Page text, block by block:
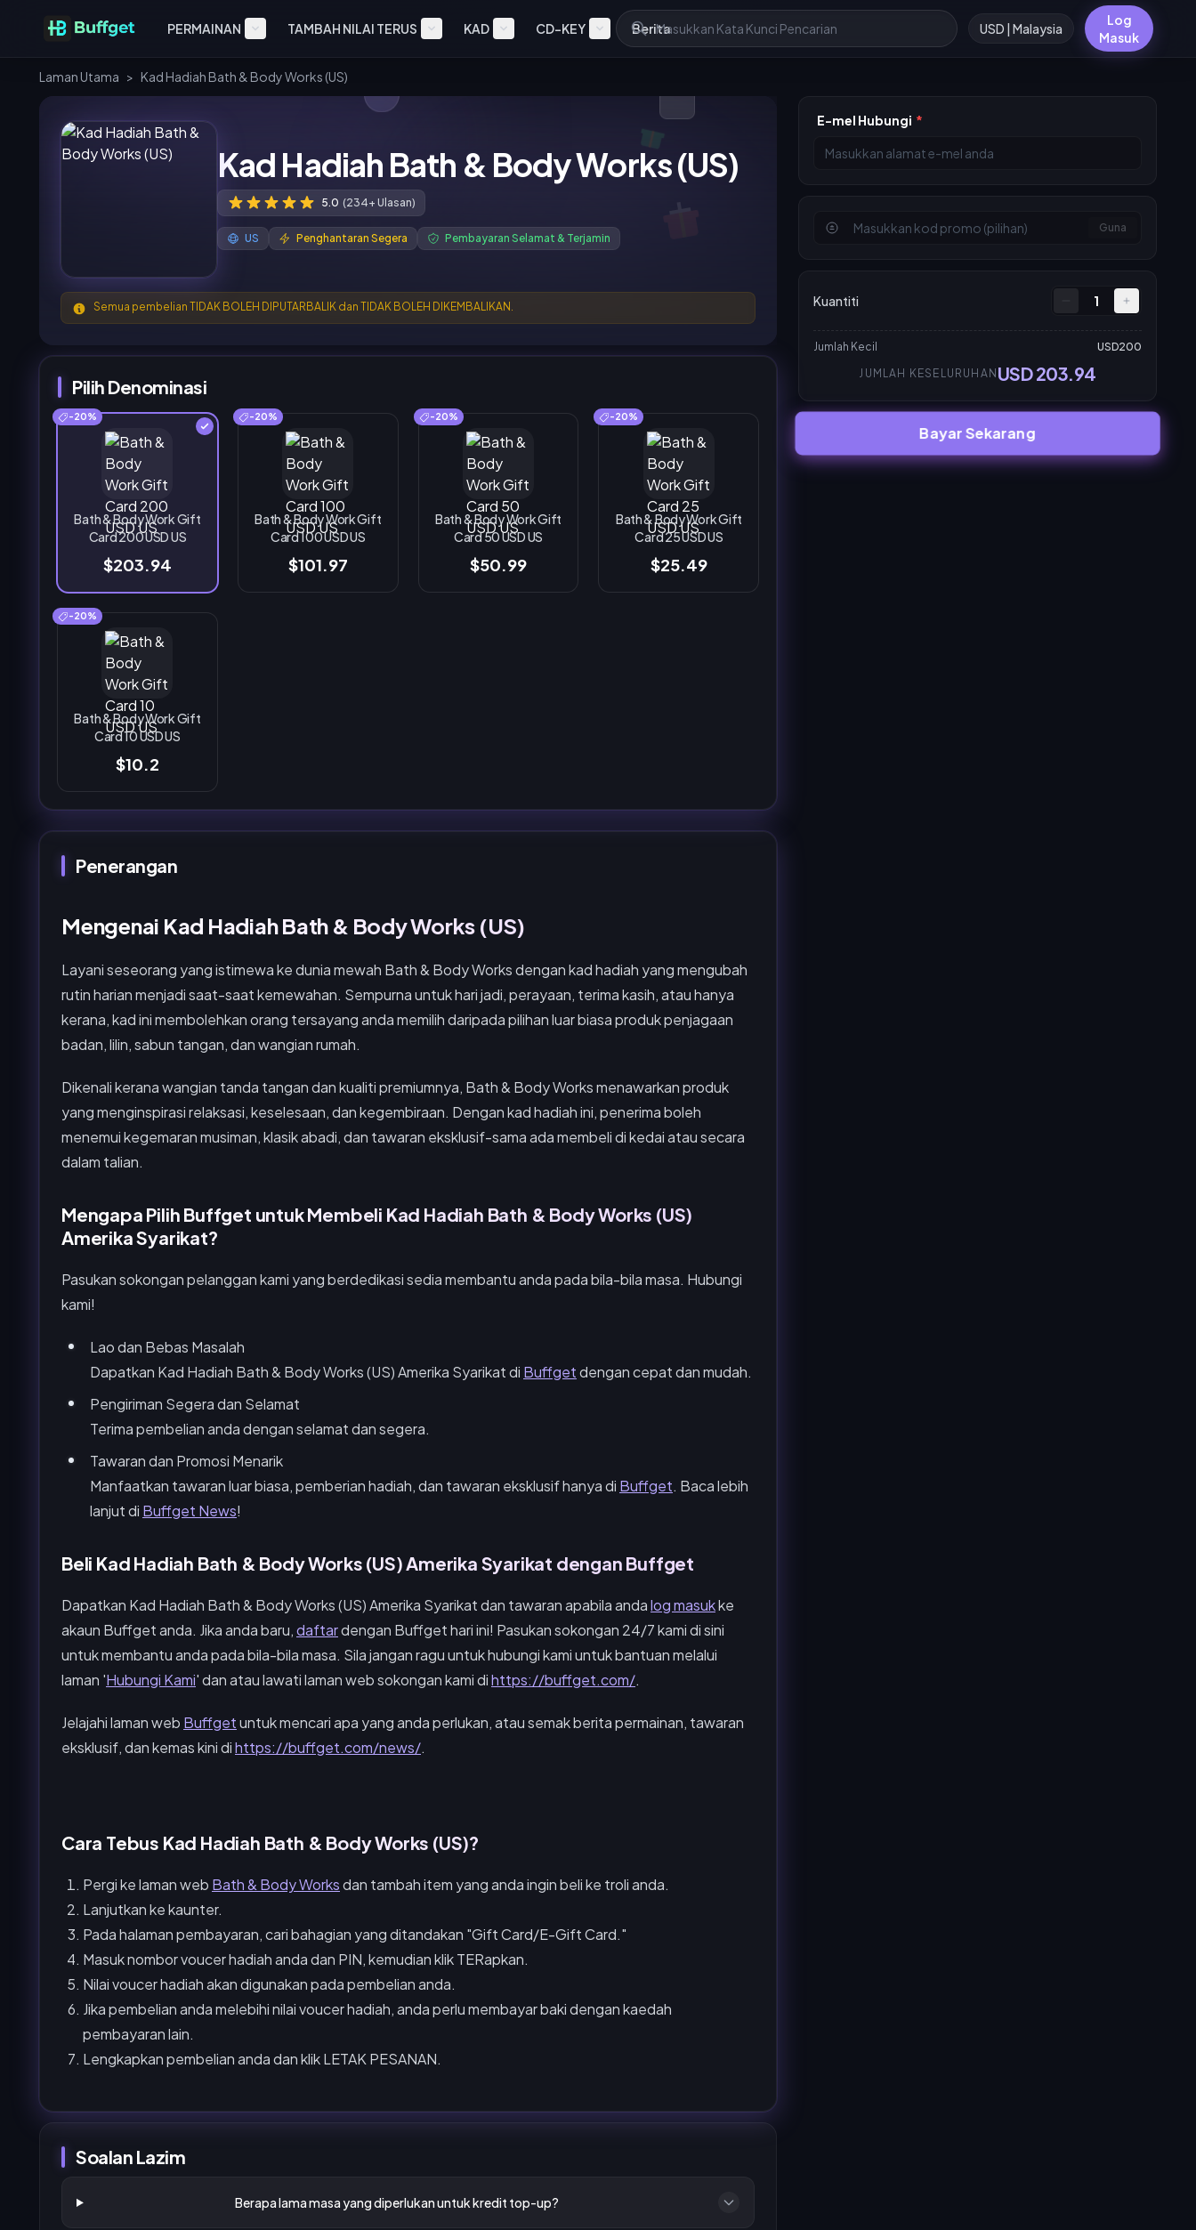
PERMAINAN TAMBAH NILAI TERUS KAD CD-KEY Berita USD | Malaysia
Log
Masuk
Laman Utama > Kad Hadiah Bath & Body Works (US)
Kad Hadiah Bath & Body Works (US)
5.0 (234+ Ulasan)
US Penghantaran Segera Pembayaran Selamat & Terjamin
Semua pembelian TIDAK BOLEH DIPUTARBALIK dan TIDAK BOLEH DIKEMBALIKAN.
Pilih Denominasi
-20%
Bath & Body Work Gift
Card 200 USD US
$203.94
-20%
Bath & Body Work Gift
Card 100 USD US
$101.97
-20%
Bath & Body Work Gift
Card 50 USD US
$50.99
-20%
Bath & Body Work Gift
Card 25 USD US
$25.49
-20%
Bath & Body Work Gift
Card 10 USD US
$10.2
E-mel Hubungi *
Guna
Kuantiti 1
Jumlah Kecil
USD200
JUMLAH KESELURUHAN USD 203.94
Bayar Sekarang
Penerangan
Mengenai Kad Hadiah Bath & Body Works (US)
Layani seseorang yang istimewa ke dunia mewah Bath & Body Works dengan kad hadiah yang mengubah
rutin harian menjadi saat-saat kemewahan. Sempurna untuk hari jadi, perayaan, terima kasih, atau hanya
kerana, kad ini membolehkan orang tersayang anda memilih daripada pilihan luar biasa produk penjagaan
badan, lilin, sabun tangan, dan wangian rumah.
Dikenali kerana wangian tanda tangan dan kualiti premiumnya, Bath & Body Works menawarkan produk
yang menginspirasi relaksasi, keselesaan, dan kegembiraan. Dengan kad hadiah ini, penerima boleh
menemui kegemaran musiman, klasik abadi, dan tawaran eksklusif-sama ada membeli di kedai atau secara
dalam talian.
Mengapa Pilih Buffget untuk Membeli Kad Hadiah Bath & Body Works (US)
Amerika Syarikat?
Pasukan sokongan pelanggan kami yang berdedikasi sedia membantu anda pada bila-bila masa. Hubungi
kami!
Lao dan Bebas Masalah
Dapatkan Kad Hadiah Bath & Body Works (US) Amerika Syarikat di Buffgetdengan cepat dan mudah.
Pengiriman Segera dan Selamat
Terima pembelian anda dengan selamat dan segera.
Tawaran dan Promosi Menarik
Manfaatkan tawaran luar biasa, pemberian hadiah, dan tawaran eksklusif hanya di Buffget. Baca lebih
lanjut di Buffget News!
Beli Kad Hadiah Bath & Body Works (US) Amerika Syarikat dengan Buffget
Dapatkan Kad Hadiah Bath & Body Works (US) Amerika Syarikat dan tawaran apabila andalog masukke
akaun Buffget anda. Jika anda baru,daftardengan Buffget hari ini! Pasukan sokongan 24/7 kami di sini
untuk membantu anda pada bila-bila masa. Sila jangan ragu untuk hubungi kami untuk bantuan melalui
laman 'Hubungi Kami' dan atau lawati laman web sokongan kami dihttps://buffget.com/.
Jelajahi laman web Buffgetuntuk mencari apa yang anda perlukan, atau semak berita permainan, tawaran
eksklusif, dan kemas kini dihttps://buffget.com/news/.
Cara Tebus Kad Hadiah Bath & Body Works (US)?
Pergi ke laman web Bath & Body Worksdan tambah item yang anda ingin beli ke troli anda.
Lanjutkan ke kaunter.
Pada halaman pembayaran, cari bahagian yang ditandakan "Gift Card/E-Gift Card."
Masuk nombor voucer hadiah anda dan PIN, kemudian klik TERapkan.
Nilai voucer hadiah akan digunakan pada pembelian anda.
Jika pembelian anda melebihi nilai voucer hadiah, anda perlu membayar baki dengan kaedah
pembayaran lain.
Lengkapkan pembelian anda dan klik LETAK PESANAN.
Soalan Lazim
Berapa lama masa yang diperlukan untuk kredit top-up?